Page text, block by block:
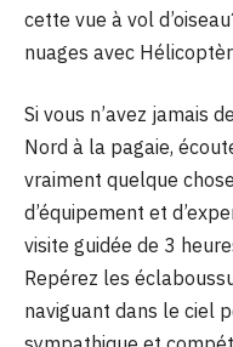
cette vue à vol
nuages ​​avec
Si vous n’avez jamais
Nord à la pagaie,
vraiment quelque
d’équipement et
visite guidée de 3
Repérez les
naviguant dans le ciel